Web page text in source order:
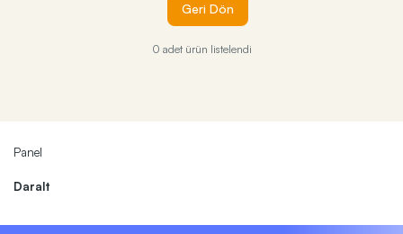
Geri Dön
0 adet ürün listelendi
Panel
Daralt